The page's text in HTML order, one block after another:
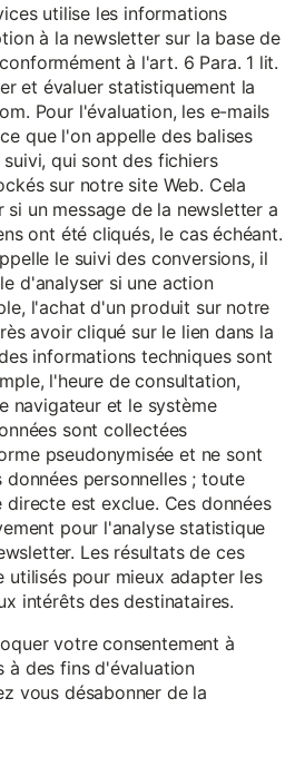
utilise les informations
à la newsletter sur la base de
à l'art. 6 Para. 1 lit.
et évaluer statistiquement la
Pour l'évaluation, les e-mails
que l'on appelle des balises
qui sont des fichiers
sur notre site Web. Cela
un message de la newsletter a
ont été cliqués, le cas échéant.
le suivi des conversions, il
d'analyser si une action
l'achat d'un produit sur notre
avoir cliqué sur le lien dans la
informations techniques sont
l'heure de consultation,
navigateur et le système
sont collectées
pseudonymisée et ne sont
données personnelles ; toute
directe est exclue. Ces données
pour l'analyse statistique
Les résultats de ces
utilisés pour mieux adapter les
intérêts des destinataires.
votre consentement à
à des fins d'évaluation
vous désabonner de la